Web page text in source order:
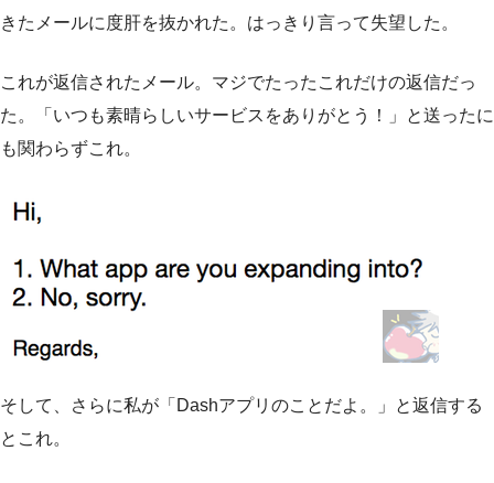
きたメールに度肝を抜かれた。はっきり言って失望した。
これが返信されたメール。マジでたったこれだけの返信だっ
た。「いつも素晴らしいサービスをありがとう！」と送ったに
も関わらずこれ。
そして、さらに私が「Dashアプリのことだよ。」と返信する
とこれ。